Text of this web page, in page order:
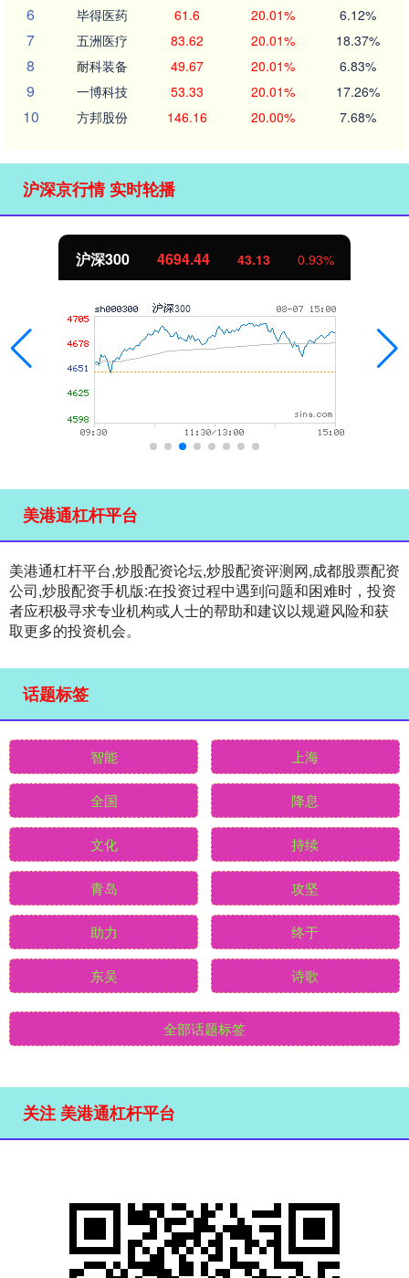
6 毕得医药 61.6 20.01% 6.12%
7 五洲医疗 83.62 20.01% 18.37%
8 耐科装备 49.67 20.01% 6.83%
9 一博科技 53.33 20.01% 17.26%
10 方邦股份 146.16 20.00% 7.68%
沪深京行情 实时轮播
沪深300 4694.44 43.13 0.93%
美港通杠杆平台
美港通杠杆平台,炒股配资论坛,炒股配资评测网,成都股票配资
公司,炒股配资手机版:在投资过程中遇到问题和困难时，投资
者应积极寻求专业机构或人士的帮助和建议以规避风险和获
取更多的投资机会。
话题标签
智能 上海
全国 降息
文化 持续
青岛 攻坚
助力 终于
东吴 诗歌
全部话题标签
关注 美港通杠杆平台